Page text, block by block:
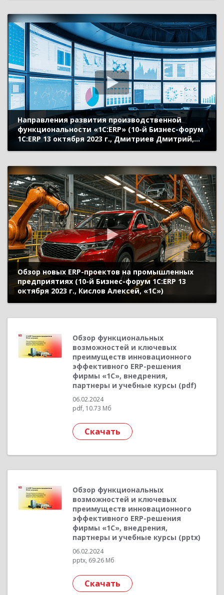
Направления развития производственной
функциональности «1С:ERP» (10-й Бизнес-форум
1С:ERP 13 октября 2023 г., Дмитриев Дмитрий,
Обзор новых ERP-проектов на промышленных
предприятиях (10-й Бизнес-форум 1С:ERP 13
октября 2023 г., Кислов Алексей, «1С»)
Обзор функциональных
возможностей и ключевых
преимуществ инновационного
эффективного ERP-решения
фирмы «1С», внедрения,
партнеры и учебные курсы (pdf)
06.02.2024
pdf, 10.73 Мб
Скачать
Обзор функциональных
возможностей и ключевых
преимуществ инновационного
эффективного ERP-решения
фирмы «1С», внедрения,
партнеры и учебные курсы (pptx)
06.02.2024
pptx, 69.26 Мб
Скачать